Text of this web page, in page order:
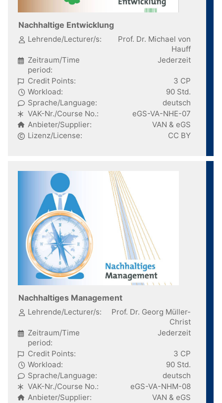
Nachhaltige Entwicklung
Lehrende/Lecturer/s:
Prof. Dr. Michael von
Hauff
Zeitraum/Time
period:
Jederzeit
Credit Points:
3 CP
Workload:
90 Std.
Sprache/Language:
deutsch
VAK-Nr./Course No.:
eGS-VA-NHE-07
Anbieter/Supplier:
VAN & eGS
Lizenz/License:
CC BY
Nachhaltiges Management
Lehrende/Lecturer/s:
Prof. Dr. Georg Müller-
Christ
Zeitraum/Time
period:
Jederzeit
Credit Points:
3 CP
Workload:
90 Std.
Sprache/Language:
deutsch
VAK-Nr./Course No.:
eGS-VA-NHM-08
Anbieter/Supplier:
VAN & eGS